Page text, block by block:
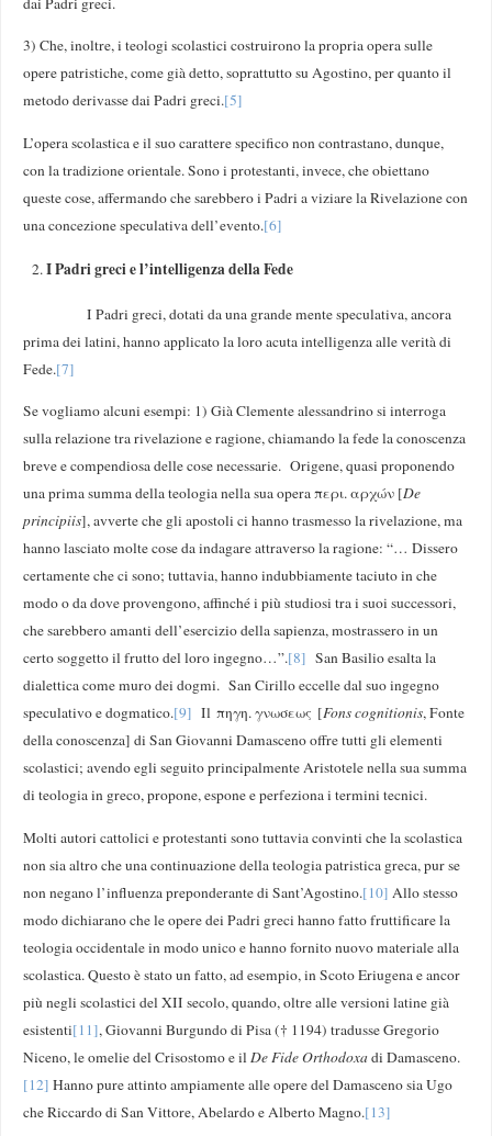
3) Che, inoltre, i teologi scolastici costruirono la propria opera sulle
opere patristiche, come già detto, soprattutto su Agostino, per quanto il
metodo derivasse dai Padri greci.[5]
L’opera scolastica e il suo carattere specifico non contrastano, dunque,
con la tradizione orientale. Sono i protestanti, invece, che obiettano
queste cose, affermando che sarebbero i Padri a viziare la Rivelazione con
una concezione speculativa dell’evento.[6]
I Padri greci e l’intelligenza della Fede
I Padri greci, dotati da una grande mente speculativa, ancora
prima dei latini, hanno applicato la loro acuta intelligenza alle verità di
Fede.[7]
Se vogliamo alcuni esempi: 1) Già Clemente alessandrino si interroga
sulla relazione tra rivelazione e ragione, chiamando la fede la conoscenza
breve e compendiosa delle cose necessarie. Origene, quasi proponendo
una prima summa della teologia nella sua opera περι. αρχών [De
principiis], avverte che gli apostoli ci hanno trasmesso la rivelazione, ma
hanno lasciato molte cose da indagare attraverso la ragione: “… Dissero
certamente che ci sono; tuttavia, hanno indubbiamente taciuto in che
modo o da dove provengono, affinché i più studiosi tra i suoi successori,
che sarebbero amanti dell’esercizio della sapienza, mostrassero in un
certo soggetto il frutto del loro ingegno…”.[8] San Basilio esalta la
dialettica come muro dei dogmi. San Cirillo eccelle dal suo ingegno
speculativo e dogmatico.[9] Il πηγη. γνωσεως [Fons cognitionis, Fonte
della conoscenza] di San Giovanni Damasceno offre tutti gli elementi
scolastici; avendo egli seguito principalmente Aristotele nella sua summa
di teologia in greco, propone, espone e perfeziona i termini tecnici.
Molti autori cattolici e protestanti sono tuttavia convinti che la scolastica
non sia altro che una continuazione della teologia patristica greca, pur se
non negano l’influenza preponderante di Sant’Agostino.[10] Allo stesso
modo dichiarano che le opere dei Padri greci hanno fatto fruttificare la
teologia occidentale in modo unico e hanno fornito nuovo materiale alla
scolastica. Questo è stato un fatto, ad esempio, in Scoto Eriugena e ancor
più negli scolastici del XII secolo, quando, oltre alle versioni latine già
esistenti[11], Giovanni Burgundo di Pisa († 1194) tradusse Gregorio
Niceno, le omelie del Crisostomo e il De Fide Orthodoxadi Damasceno.
[12] Hanno pure attinto ampiamente alle opere del Damasceno sia Ugo
che Riccardo di San Vittore, Abelardo e Alberto Magno.[13]